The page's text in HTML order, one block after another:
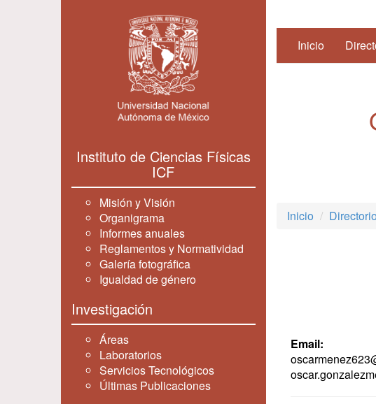
Instituto de Ciencias Físicas
ICF
Misión y Visión
Organigrama
Informes anuales
Reglamentos y Normatividad
Galería fotográfica
Igualdad de género
Investigación
Áreas
Laboratorios
Servicios Tecnológicos
Últimas Publicaciones
Inicio(current)
Inicio Directorio
Email: